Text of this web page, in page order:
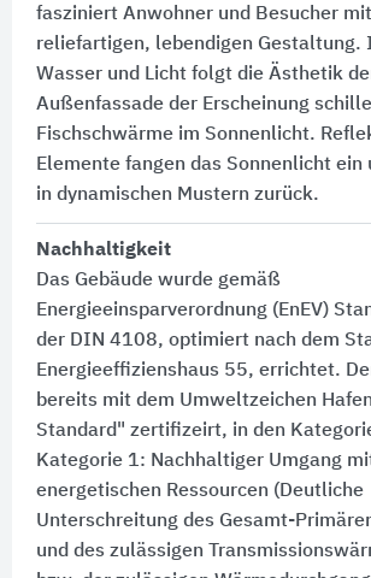
fasziniert Anwohner und Besucher
reliefartigen, lebendigen Gestaltung.
Wasser und Licht folgt die Ästhetik
Außenfassade der Erscheinung
Fischschwärme im Sonnenlicht.
Elemente fangen das Sonnenlicht ein
in dynamischen Mustern zurück.
Nachhaltigkeit
Das Gebäude wurde gemäß
Energieeinsparverordnung (EnEV)
der DIN 4108, optimiert nach dem
Energieeffizienshaus 55, errichtet.
bereits mit dem Umweltzeichen
Standard" zertifizeirt, in den
Kategorie 1:​ Nachhaltiger Umgang
energetischen Ressourcen (Deutliche
Unterschreitung des Gesamt-
und des zulässigen